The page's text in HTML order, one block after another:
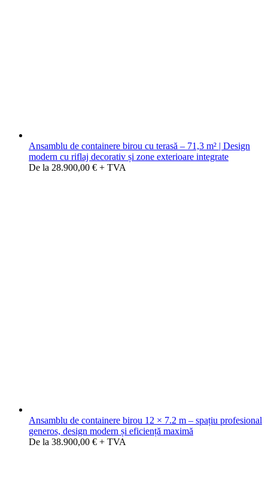
Ansamblu de containere birou cu terasă – 71,3 m² | Design
modern cu riflaj decorativ și zone exterioare integrate
De la 28.900,00 € + TVA
Ansamblu de containere birou 12 × 7.2 m – spațiu profesional
generos, design modern și eficiență maximă
De la 38.900,00 € + TVA